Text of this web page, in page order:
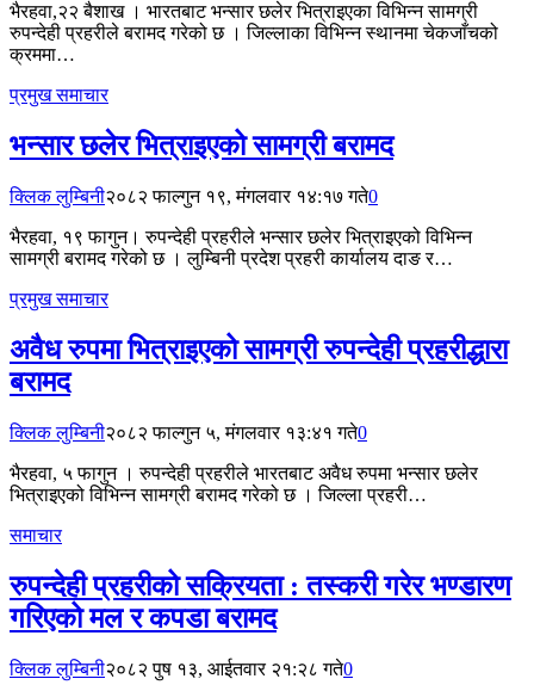
भैरहवा,२२ बैशाख । भारतबाट भन्सार छलेर भित्राइएका विभिन्न सामग्री
रुपन्देही प्रहरीले बरामद गरेको छ । जिल्लाका विभिन्न स्थानमा चेकजाँचको
क्रममा…
प्रमुख समाचार
भन्सार छलेर भित्राइएको सामग्री बरामद
क्लिक लुम्बिनी२०८२ फाल्गुन १९, मंगलवार १४:१७ गते0
भैरहवा, १९ फागुन। रुपन्देही प्रहरीले भन्सार छलेर भित्राइएको विभिन्न
सामग्री बरामद गरेको छ । लुम्बिनी प्रदेश प्रहरी कार्यालय दाङ र…
प्रमुख समाचार
अवैध रुपमा भित्राइएको सामग्री रुपन्देही प्रहरीद्धारा
बरामद
क्लिक लुम्बिनी२०८२ फाल्गुन ५, मंगलवार १३:४१ गते0
भैरहवा, ५ फागुन । रुपन्देही प्रहरीले भारतबाट अवैध रुपमा भन्सार छलेर
भित्राइएको विभिन्न सामग्री बरामद गरेको छ । जिल्ला प्रहरी…
समाचार
रुपन्देही प्रहरीको सक्रियता : तस्करी गरेर भण्डारण
गरिएको मल र कपडा बरामद
क्लिक लुम्बिनी२०८२ पुष १३, आईतवार २१:२८ गते0